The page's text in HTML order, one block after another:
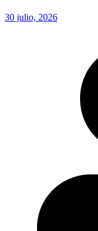
30 julio, 2026